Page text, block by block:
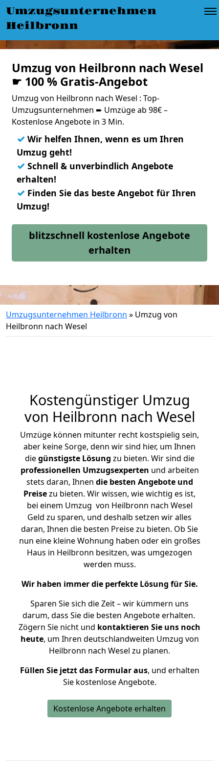
Umzugsunternehmen
Heilbronn
Umzug von Heilbronn nach Wesel
☛ 100 % Gratis-Angebot
Umzug von Heilbronn nach Wesel : Top-
Umzugsunternehmen ➨ Umzüge ab 98€ –
Kostenlose Angebote in 3 Min.
✓ Wir helfen Ihnen, wenn es um Ihren
Umzug geht!
✓ Schnell & unverbindlich Angebote
erhalten!
✓ Finden Sie das beste Angebot für Ihren
Umzug!
blitzschnell kostenlose Angebote
erhalten
Umzugsunternehmen Heilbronn » Umzug von
Heilbronn nach Wesel
Kostengünstiger Umzug
von Heilbronn nach Wesel
Umzüge können mitunter recht kostspielig sein,
aber keine Sorge, denn wir sind hier, um Ihnen
diegünstigste Lösung zu bieten. Wir sind die
professionellen Umzugsexperten und arbeiten
stets daran, Ihnen die besten Angebote und
Preisezu bieten. Wir wissen, wie wichtig es ist,
bei einem Umzug von Heilbronn nach Wesel
Geld zu sparen, und deshalb setzen wir alles
daran, Ihnen die besten Preise zu bieten. Ob Sie
nun eine kleine Wohnung haben oder ein großes
Haus in Heilbronn besitzen, was umgezogen
werden muss.
Wir haben immer die perfekte Lösung für Sie.
Sparen Sie sich die Zeit – wir kümmern uns
darum, dass Sie die besten Angebote erhalten.
Zögern Sie nicht und kontaktieren Sie uns noch
heute, um Ihren deutschlandweiten Umzug von
Heilbronn nach Wesel zu planen.
Füllen Sie jetzt das Formular aus, und erhalten
Sie kostenlose Angebote.
Kostenlose Angebote erhalten